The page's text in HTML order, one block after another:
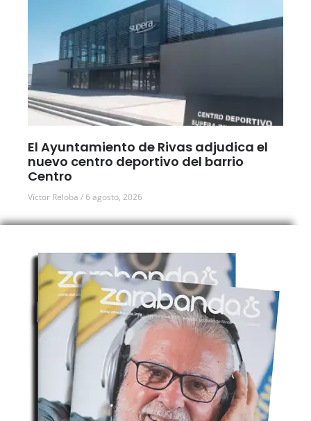
El Ayuntamiento de Rivas adjudica el
nuevo centro deportivo del barrio
Centro
Víctor Reloba 6 agosto, 2026